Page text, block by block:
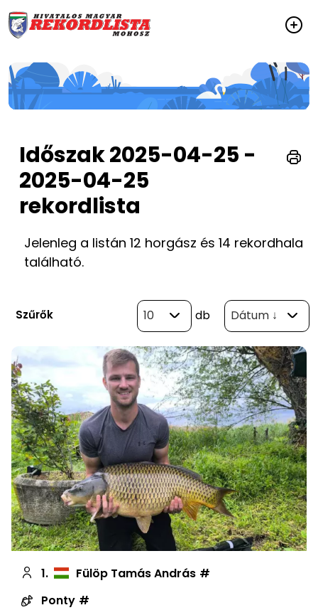
Időszak 2025-04-25 -
2025-04-25
rekordlista
Jelenleg a listán 12 horgász és 14 rekordhala
található.
Szűrők 10 db Dátum ↓
1.
Fülöp Tamás András
Ponty